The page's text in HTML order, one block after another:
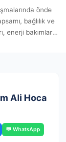
önde
bağlılık ve
enerji bakımları,
Ali Hoca
💬 WhatsApp